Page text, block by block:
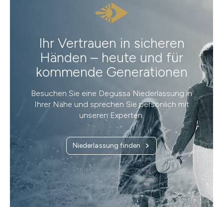
Ihr Vertrauen in sicheren
Händen – heute und für
kommende Generationen
Besuchen Sie eine Degussa Niederlassung in
Ihrer Nähe und sprechen Sie persönlich mit
unseren Experten.
Niederlassung finden